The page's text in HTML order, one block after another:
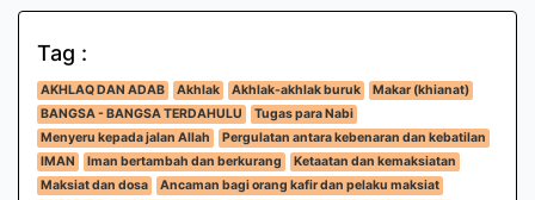
Tag :
AKHLAQ DAN ADAB Akhlak Akhlak-akhlak buruk
Makar (khianat)
BANGSA - BANGSA TERDAHULU
Tugas para Nabi
Menyeru kepada jalan Allah
Pergulatan antara kebenaran dan kebatilan
IMAN
Iman bertambah dan berkurang
Ketaatan dan kemaksiatan
Maksiat dan dosa
Ancaman bagi orang kafir dan pelaku maksiat